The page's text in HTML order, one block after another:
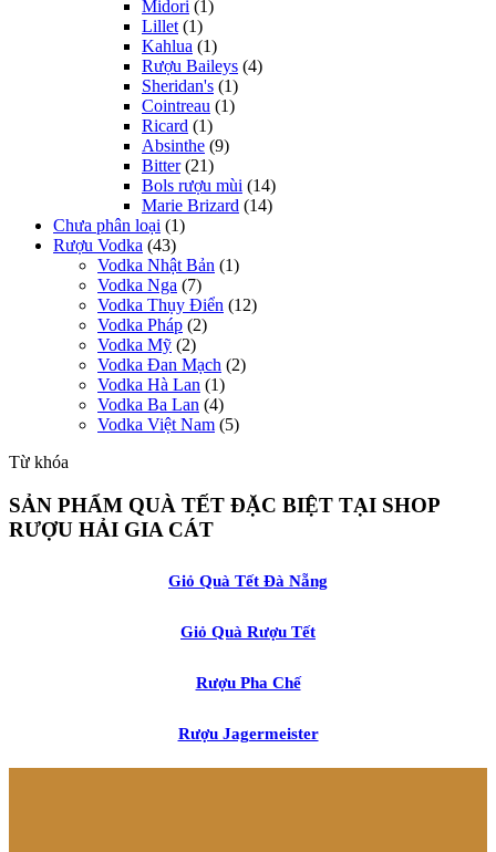
Midori (1)
Lillet (1)
Kahlua (1)
Rượu Baileys (4)
Sheridan's (1)
Cointreau (1)
Ricard (1)
Absinthe (9)
Bitter (21)
Bols rượu mùi (14)
Marie Brizard (14)
Chưa phân loại (1)
Rượu Vodka (43)
Vodka Nhật Bản (1)
Vodka Nga (7)
Vodka Thụy Điển (12)
Vodka Pháp (2)
Vodka Mỹ (2)
Vodka Đan Mạch (2)
Vodka Hà Lan (1)
Vodka Ba Lan (4)
Vodka Việt Nam (5)
Từ khóa
SẢN PHẨM QUÀ TẾT ĐẶC BIỆT TẠI SHOP
RƯỢU HẢI GIA CÁT
Giỏ Quà Tết Đà Nẵng
Giỏ Quà Rượu Tết
Rượu Pha Chế
Rượu Jagermeister